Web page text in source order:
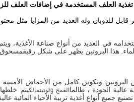
العلف المستخدمة في إضافات العلف
قابل للذوبان وله العديد من المزايا مثل
في العديد من أنواع صناعة الأغذية،
هذا البروتين يظهر على شكل رقيقمسحوق
وتكوين كامل من الأحماض الأمينية ،
عالية الجودة ، طالما القمح g لوتينمالكيتم
جميع أنواع أغذية تربية الأحياء المائية